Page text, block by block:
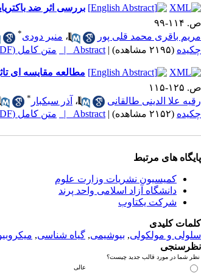
بررسی اثر ضد
ص. ۱۱۴-۹۹
مریم باقری محمد قلی پور
، منیر دودی*
چکیده (۲۱۹۵ مشاهده) |
Abstract | متن کامل (PDF)
مطالعه مقایسه ای
ص. ۱۲۵-۱۱۵
رقیه علا الدینی طالقانی
، آذر سبکبار *
چکیده (۲۱۵۲ مشاهده) |
Abstract | متن کامل (PDF)
پایگاه های مرتبط
کمیسیون نشریات وزارت علوم
دانشگاه آزاد اسلامی واحد پرند
شرکت یکتاوب
کلمات کلیدی
سلولی و مولکولی, بیوشیمی, گیاه شناسی,
نظرسنجی
نظر شما در مورد قالب جدید چیست؟
عالی